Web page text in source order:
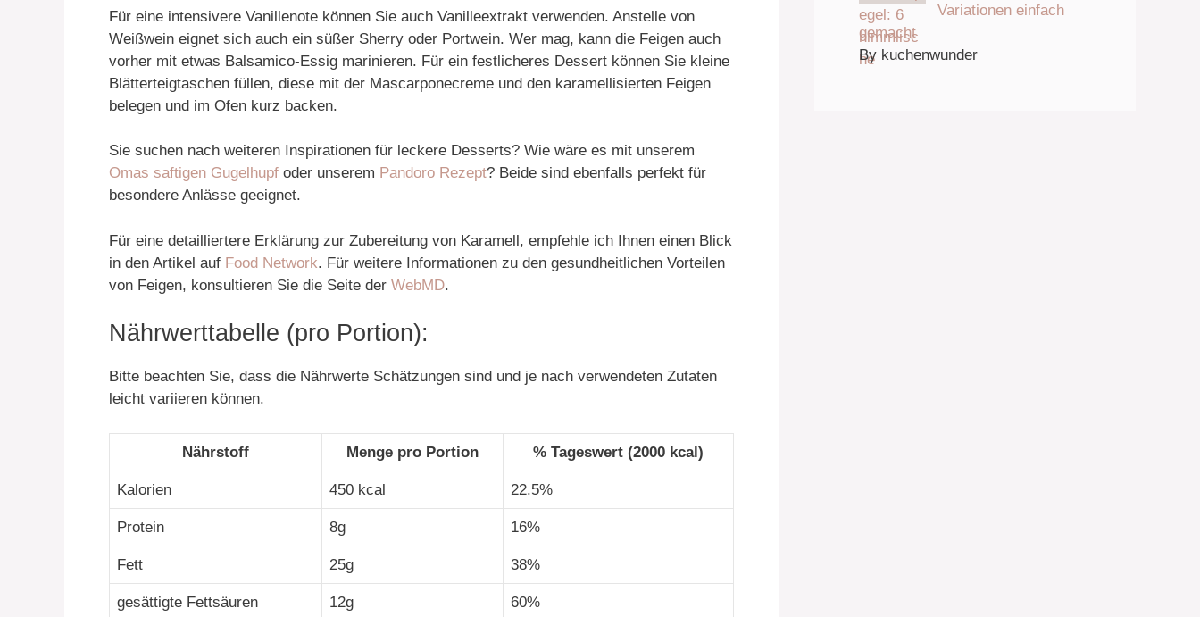
Für eine intensivere Vanillenote können Sie auch Vanilleextrakt verwenden. Anstelle von
Weißwein eignet sich auch ein süßer Sherry oder Portwein. Wer mag, kann die Feigen auch
vorher mit etwas Balsamico-Essig marinieren. Für ein festlicheres Dessert können Sie kleine
Blätterteigtaschen füllen, diese mit der Mascarponecreme und den karamellisierten Feigen
belegen und im Ofen kurz backen.
Sie suchen nach weiteren Inspirationen für leckere Desserts? Wie wäre es mit unserem
Omas saftigen Gugelhupf oder unserem Pandoro Rezept? Beide sind ebenfalls perfekt für
besondere Anlässe geeignet.
Für eine detailliertere Erklärung zur Zubereitung von Karamell, empfehle ich Ihnen einen Blick
in den Artikel auf Food Network. Für weitere Informationen zu den gesundheitlichen Vorteilen
von Feigen, konsultieren Sie die Seite der WebMD.
Nährwerttabelle (pro Portion):
Bitte beachten Sie, dass die Nährwerte Schätzungen sind und je nach verwendeten Zutaten
leicht variieren können.
Nährstoff Menge pro Portion % Tageswert (2000 kcal)
Kalorien 450 kcal 22.5%
Protein 8g 16%
Fett 25g 38%
gesättigte Fettsäuren 12g 60%
Variationen einfach
gemacht
By kuchenwunder